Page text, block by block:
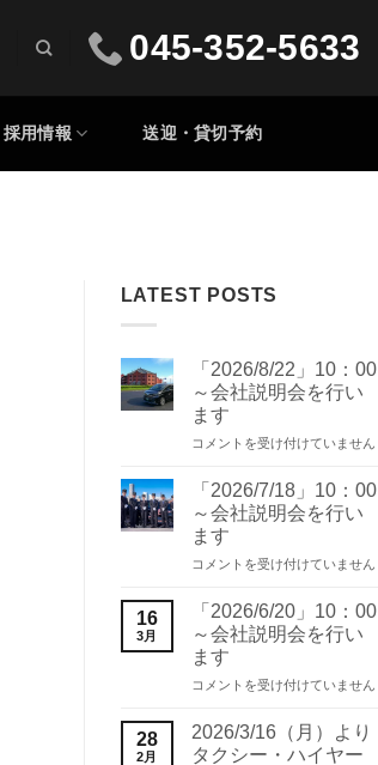
045-352-5633
採用情報 送迎・貸切予約
LATEST POSTS
「2026/8/22」10：00
～会社説明会を行い
ます
「2026/8/22」
00
社
説
会
い
ま
は
コメントを受け付けていません
「2026/7/18」10：00
～会社説明会を行い
ます
「2026/7/18」
00
社
説
会
を
コメントを受け付けていません
16
3月
「2026/6/20」10：00
～会社説明会を行い
ます
「2026/6/20」
00
～
コメントを受け付けていません
28
2月
2026/3/16（月）より
タクシー・ハイヤー